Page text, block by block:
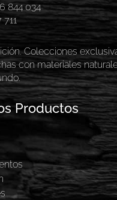
844 034
Colecciones
con materiales
Productos